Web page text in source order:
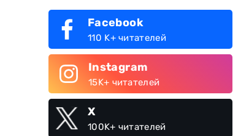
Facebook
110 K+ читателей
Instagram
15K+ читателей
X
100K+ читателей